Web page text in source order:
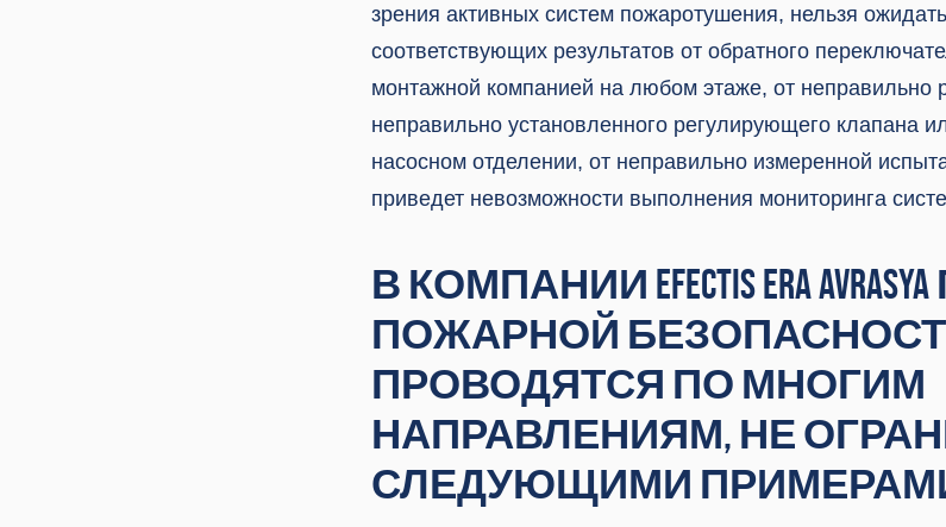
зрения активных систем пожаротушения, нельзя
соответствующих результатов от обратного
монтажной компанией на любом этаже, от неправильно
неправильно установленного регулирующего клапана
насосном отделении, от неправильно измеренной
приведет невозможности выполнения мониторинга
В КОМПАНИИ EFECTIS ERA
ПОЖАРНОЙ
ПРОВОДЯТСЯ ПО МНОГИМ
НАПРАВЛЕНИЯМ, НЕ
СЛЕДУЮЩИМИ